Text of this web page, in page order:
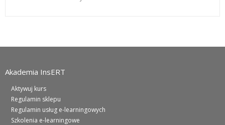
Akademia InsERT
Aktywuj kurs
Regulamin sklepu
Regulamin usług e-learningowych
Szkolenia e-learningowe